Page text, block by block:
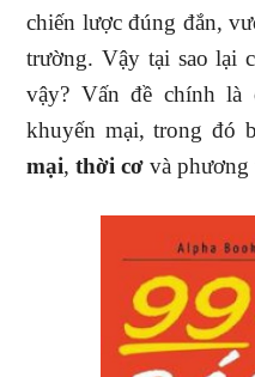
chiến lược đúng đắn,
trường. Vậy tại sao lại
vậy? Vấn đề chính là
khuyến mại, trong đó
mại, thời cơ và phương